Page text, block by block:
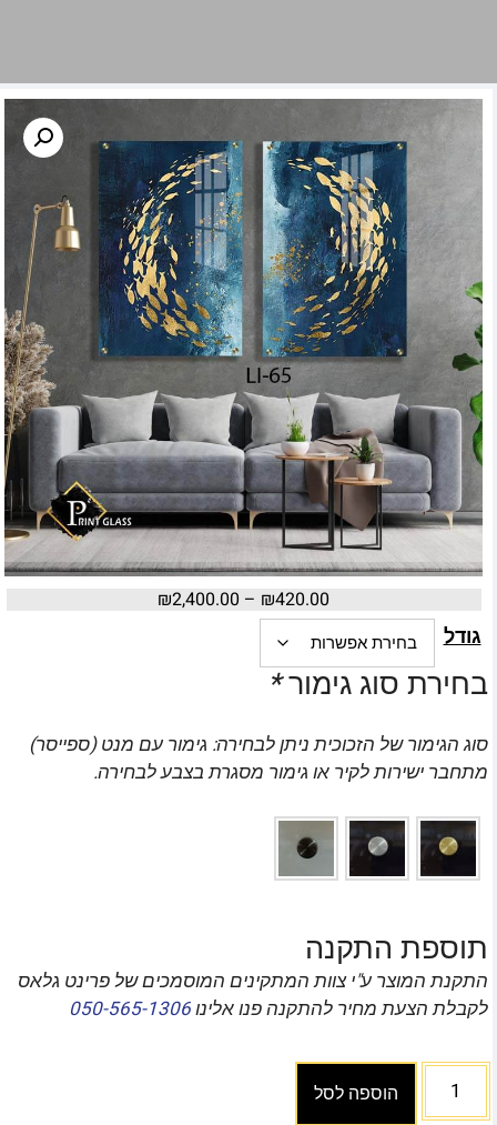
₪420.00
–
₪2,400.00
גודל
בחירת סוג גימור*
סוג הגימור של הזכוכית ניתן לבחירה: גימור עם מנט (ספייסר)
מתחבר ישירות לקיר או גימור מסגרת בצבע לבחירה.
תוספת התקנה
התקנת המוצר ע"י צוות המתקינים המוסמכים של פרינט גלאס
לקבלת הצעת מחיר להתקנה פנו אלינו050-565-1306
הוספה לסל